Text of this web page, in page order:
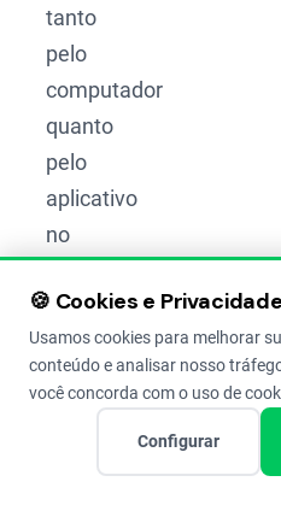
tanto
pelo
computador
quanto
pelo
aplicativo
no
junto
com o
controle
🍪 Cookies e Privacidade
Usamos cookies para melhorar
conteúdo e analisar nosso
você concorda com o uso de
Configurar